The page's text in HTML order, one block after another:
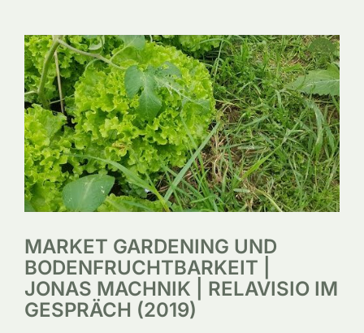
SERVICE
ÜBER UNS
MARKET GARDENING UND
BODENFRUCHTBARKEIT |
JONAS MACHNIK | RELAVISIO IM
GESPRÄCH (2019)